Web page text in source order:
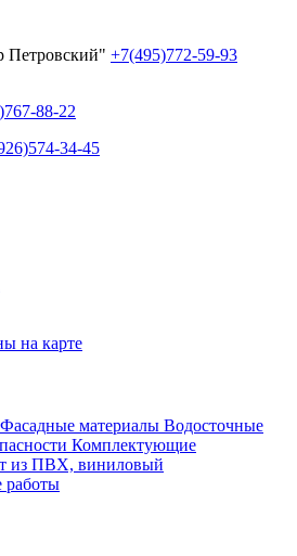
Петровский" +7(495)772-59-93
88-22
34-45
на карте
Фасадные материалы Водосточные
Комплектующие
из ПВХ, виниловый
работы